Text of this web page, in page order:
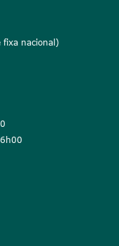
fixa nacional)